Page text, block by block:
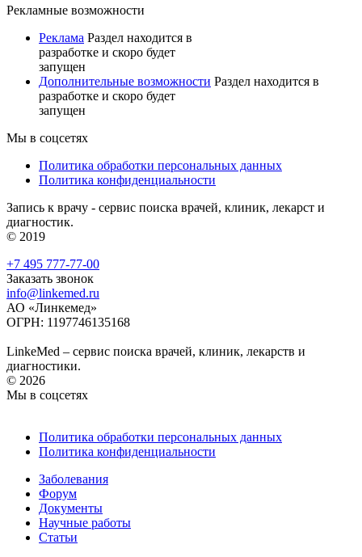
Рекламные возможности
Реклама Раздел находится в
разработке и скоро будет
запущен
Дополнительные возможности Раздел находится в
разработке и скоро будет
запущен
Мы в соцсетях
Политика обработки персональных данных
Политика конфиденциальности
Запись к врачу - сервис поиска врачей, клиник, лекарст и
диагностик.
© 2019
+7 495 777-77-00
Заказать звонок
info@linkemed.ru
АО «Линкемед»
ОГРН: 1197746135168
LinkeMed – сервис поиска врачей, клиник, лекарств и
диагностики.
© 2026
Мы в соцсетях
Политика обработки персональных данных
Политика конфиденциальности
Заболевания
Форум
Документы
Научные работы
Статьи